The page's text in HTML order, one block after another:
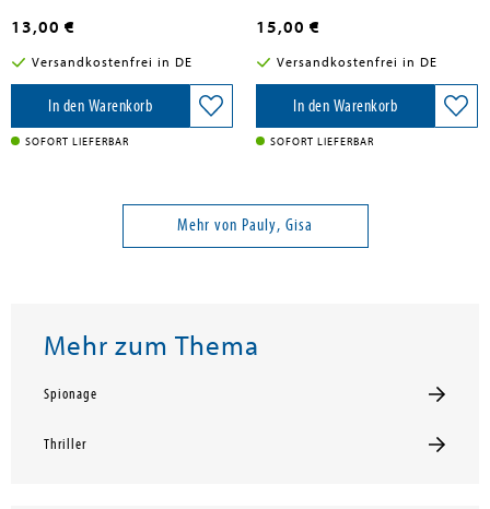
13,00 €
Versandkostenfrei in DE
In den Warenkorb
SOFORT LIEFERBAR
15,00 €
Versandkostenfrei in DE
In den Warenkorb
SOFORT LIEFERBAR
Mehr von Pauly, Gisa
Mehr zum Thema
Spionage
Thriller